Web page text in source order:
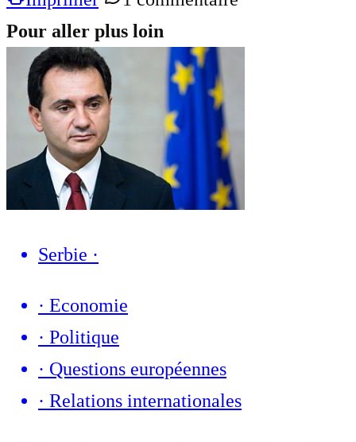
Pour aller plus loin
Serbie ·
· Economie
· Politique
· Questions européennes
· Relations internationales